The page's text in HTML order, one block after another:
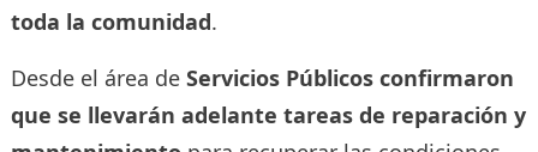
toda la comunidad.
Desde el área de Servicios Públicos confirmaron
que se llevarán adelante tareas de reparación y